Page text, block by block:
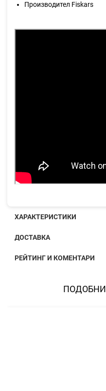
Производител Fiskars
ХАРАКТЕРИСТИКИ
ДОСТАВКА
РЕЙТИНГ И КОМЕНТАРИ